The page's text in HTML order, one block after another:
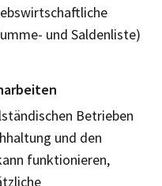
und Saldenliste)
Betrieben
und den
funktionieren,